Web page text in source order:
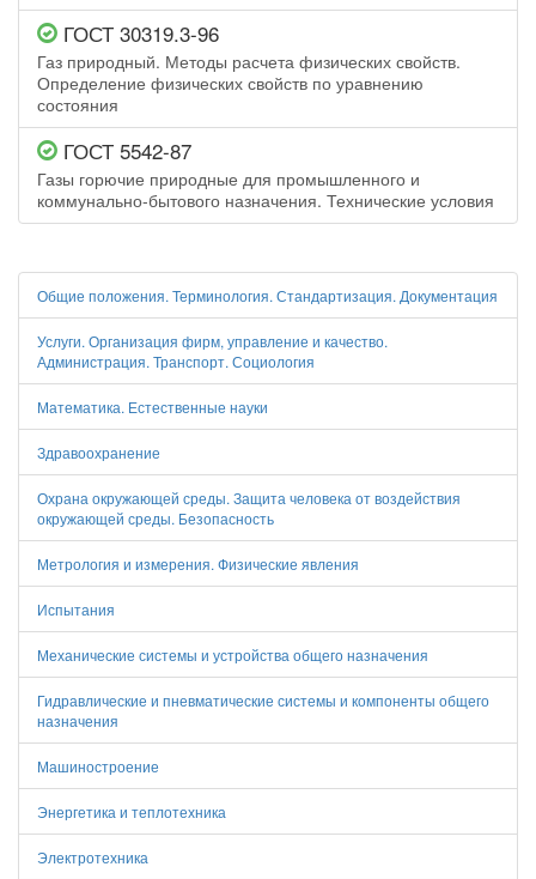
ГОСТ 30319.3-96
Газ природный. Методы расчета физических свойств.
Определение физических свойств по уравнению
состояния
ГОСТ 5542-87
Газы горючие природные для промышленного и
коммунально-бытового назначения. Технические условия
Общие положения. Терминология. Стандартизация. Документация
Услуги. Организация фирм, управление и качество.
Администрация. Транспорт. Социология
Математика. Естественные науки
Здравоохранение
Охрана окружающей среды. Защита человека от воздействия
окружающей среды. Безопасность
Метрология и измерения. Физические явления
Испытания
Механические системы и устройства общего назначения
Гидравлические и пневматические системы и компоненты общего
назначения
Машиностроение
Энергетика и теплотехника
Электротехника